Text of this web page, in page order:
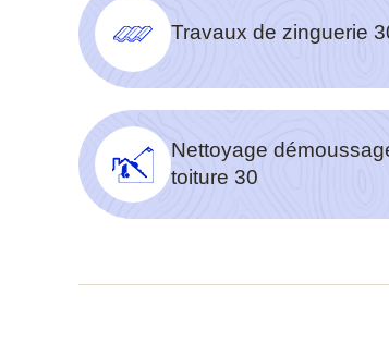
Travaux de zinguerie
Nettoyage
toiture 30